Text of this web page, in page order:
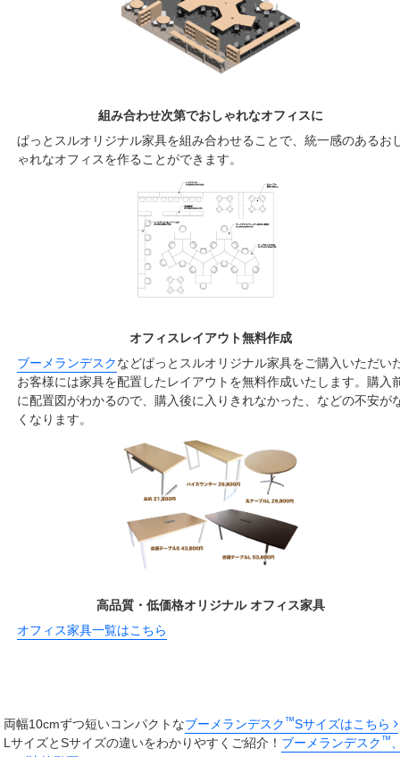
組み合わせ次第でおしゃれなオフィスに
ぱっとスルオリジナル家具を組み合わせることで、統一感のあるお
ゃれなオフィスを作ることができます。
オフィスレイアウト無料作成
ブーメランデスクなどぱっとスルオリジナル家具をご購入いただい
お客様には家具を配置したレイアウトを無料作成いたします。購入
に配置図がわかるので、購入後に入りきれなかった、などの不安が
くなります。
高品質・低価格オリジナル オフィス家具
オフィス家具一覧はこちら
両幅10cmずつ短いコンパクトなブーメランデスク ™Sサイズはこちら
LサイズとSサイズの違いをわかりやすくご紹介！ ブーメランデスク ™